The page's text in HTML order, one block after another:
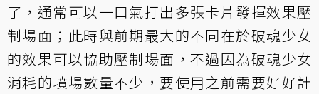
了，通常可以一口氣打出多張卡片發揮效果壓
制場面；此時與前期最大的不同在於破魂少女
的效果可以協助壓制場面，不過因為破魂少女
消耗的墳場數量不少，要使用之前需要好好計